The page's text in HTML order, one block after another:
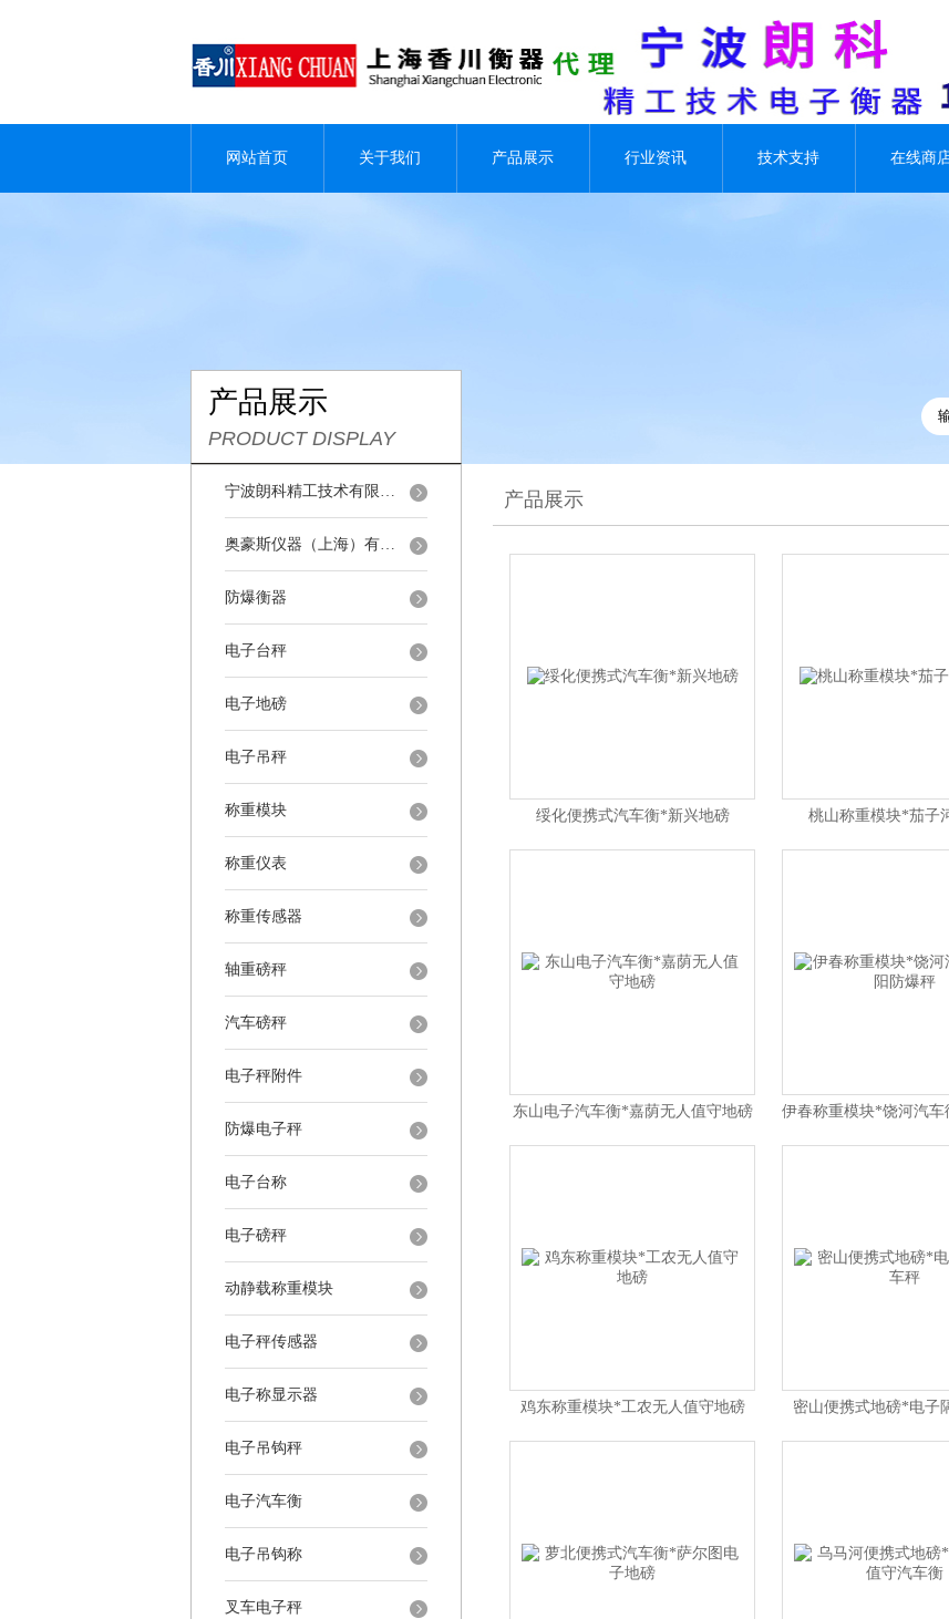
网站首页 关于我们 产品展示 行业资讯 技术支持 在线商
产品展示
PRODUCT DISPLAY
宁波朗科精工技术有限公司
奥豪斯仪器（上海）有限公司
防爆衡器
电子台秤
电子地磅
电子吊秤
称重模块
称重仪表
称重传感器
轴重磅秤
汽车磅秤
电子秤附件
防爆电子秤
电子台称
电子磅秤
动静载称重模块
电子秤传感器
电子称显示器
电子吊钩秤
电子汽车衡
电子吊钩称
叉车电子秤
产品展示
绥化便携式汽车衡*新兴地磅 桃山称重模块*茄子
东山电子汽车衡*嘉荫无人值守地磅
鸡东称重模块*工农无人值守地磅 密山便携式地磅*电子